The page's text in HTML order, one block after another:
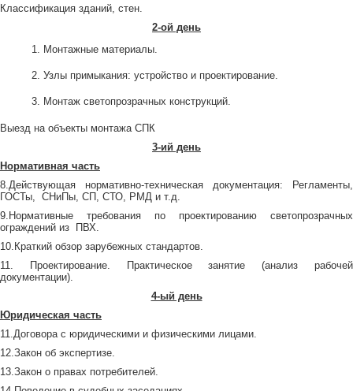
Классификация зданий, стен.
2-ой день
Монтажные материалы.
Узлы примыкания: устройство и проектирование.
Монтаж светопрозрачных конструкций.
Выезд на объекты монтажа СПК
3-ий день
Нормативная часть
8.Действующая нормативно-техническая документация: Регламенты,
ГОСТы, СНиПы, СП, СТО, РМД и т.д.
9.Нормативные требования по проектированию светопрозрачных
ограждений из ПВХ.
10.Краткий обзор зарубежных стандартов.
11. Проектирование. Практическое занятие (анализ рабочей
документации).
4-ый день
Юридическая часть
11.Договора с юридическими и физическими лицами.
12.Закон об экспертизе.
13.Закон о правах потребителей.